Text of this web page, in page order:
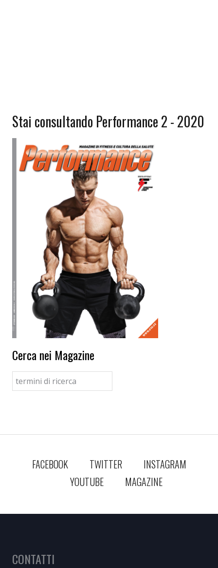
Stai consultando Performance 2 - 2020
Cerca nei Magazine
FACEBOOK TWITTER
INSTAGRAM
YOUTUBE
MAGAZINE
CONTATTI